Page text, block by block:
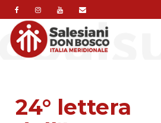
24° lettera